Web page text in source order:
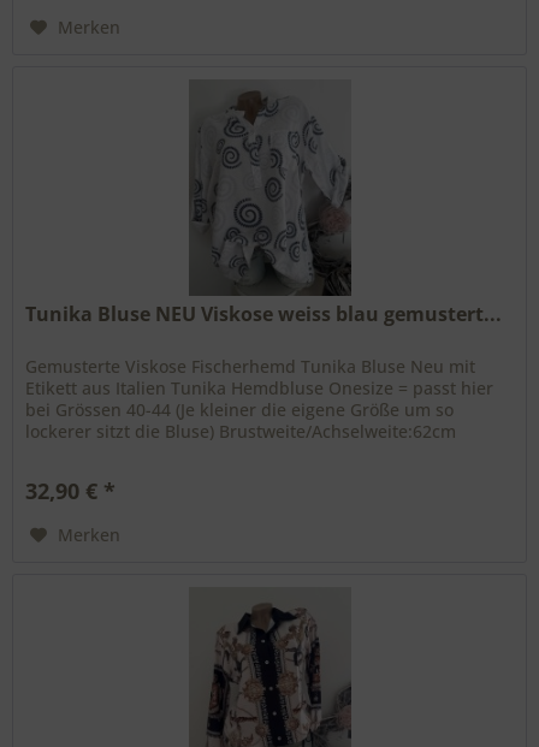
Merken
Tunika Bluse NEU Viskose weiss blau gemustert...
Gemusterte Viskose Fischerhemd Tunika Bluse Neu mit
Etikett aus Italien Tunika Hemdbluse Onesize = passt hier
bei Grössen 40-44 (Je kleiner die eigene Größe um so
lockerer sitzt die Bluse) Brustweite/Achselweite:62cm
32,90 € *
Merken